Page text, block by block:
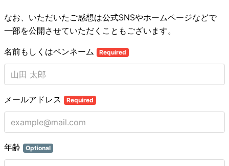
なお、いただいたご感想は公式SNSやホームページなどで
一部を公開させていただくこともございます。
名前もしくはペンネーム Required
メールアドレス Required
年齢 Optional